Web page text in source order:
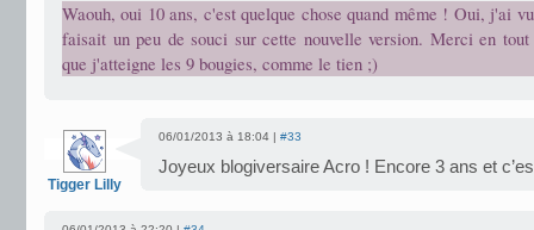
Waouh, oui 10 ans, c'est quelque chose quand même ! Oui, j'ai
faisait un peu de souci sur cette nouvelle version. Merci en
que j'atteigne les 9 bougies, comme le tien ;)
Tigger Lilly
06/01/2013 à 18:04 | #33
Joyeux blogiversaire Acro ! Encore 3 ans et